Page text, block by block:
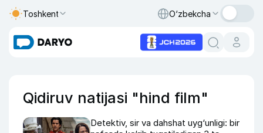
Toshkent O‘zbekcha
Qidiruv natijasi "hind film"
Detektiv, sir va dahshat uyg‘unligi: bir